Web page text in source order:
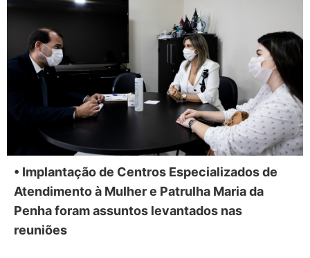
• Implantação de Centros Especializados de
Atendimento à Mulher e Patrulha Maria da
Penha foram assuntos levantados nas
reuniões